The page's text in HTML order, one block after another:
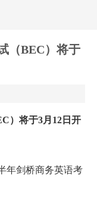
（BEC）将于
）将于3月12日开
剑桥商务英语考